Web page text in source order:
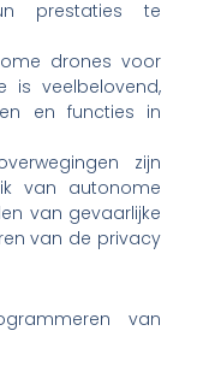
prestaties te
drones voor
is veelbelovend,
en functies in
zijn
van autonome
van gevaarlijke
van de privacy
van